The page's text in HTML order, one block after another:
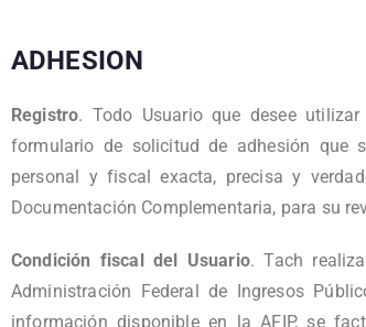
ADHESION
Registro. Todo Usuario que desee
formulario de solicitud de adhesión que
personal y fiscal exacta, precisa y
Documentación Complementaria, para su
Condición fiscal del Usuario. Tach
Administración Federal de Ingresos
información disponible en la AFIP, se